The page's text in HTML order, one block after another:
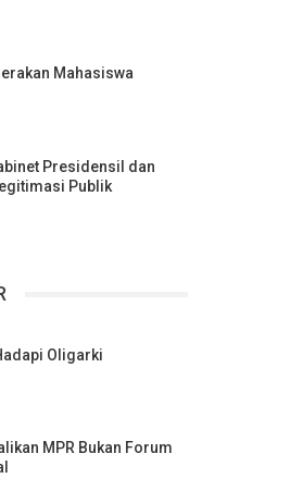
Mahasiswa
Presidensil dan
Publik
Oligarki
MPR Bukan Forum